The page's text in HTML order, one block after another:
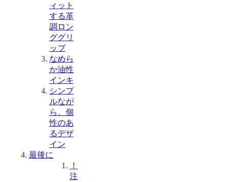
ィット
する革
調ロン
ググリ
ップ
なめら
か油性
インキ
シンプ
ルなが
ら、個
性のあ
るデザ
イン
最後に
！
注